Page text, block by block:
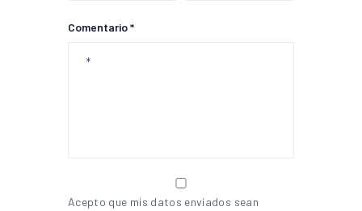
Comentario *
Acepto que mis datos enviados sean